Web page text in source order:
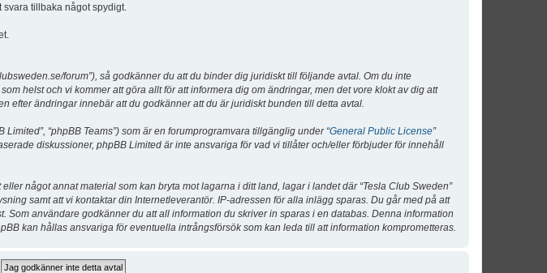
tillbaka något spydigt.
forum”), så godkänner du att du binder dig juridiskt till följande avtal. Om du inte
helst och vi kommer att göra allt för att informera dig om ändringar, men det vore klokt av dig att
efter ändringar innebär att du godkänner att du är juridiskt bunden till detta avtal.
Limited”, “phpBB Teams”) som är en forumprogramvara tillgänglig under “General Public License”
diskussioner, phpBB Limited är inte ansvariga för vad vi tillåter och/eller förbjuder för innehåll
något annat material som kan bryta mot lagarna i ditt land, lagar i landet där “Tesla Club Sweden”
samt att vi kontaktar din Internetleverantör. IP-adressen för alla inlägg sparas. Du går med på att
Som användare godkänner du att all information du skriver in sparas i en databas. Denna information
kan hållas ansvariga för eventuella intrångsförsök som kan leda till att information komprometteras.